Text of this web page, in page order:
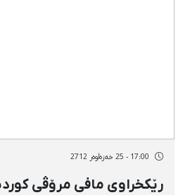
17:00 - 25 خەزەڵوەر 2712
رێكخراوی مافی مرۆڤی